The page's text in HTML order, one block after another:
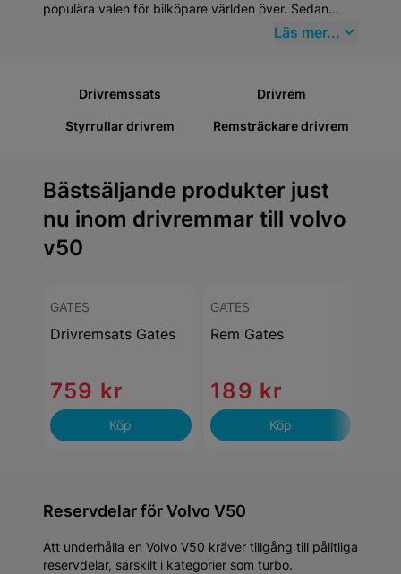
populära valen för bilköpare världen över. Sedan
dess introduktion har Volvo V50 etablerat sig som en
tillbaka till 1927 och V50 är en lysande representation
Läs mer...
Drivremssats Drivrem
Styrrullar drivrem Remsträckare drivrem
Bästsäljande produkter just
nu inom drivremmar till volvo
v50
GATES
Drivremsats Gates
759 kr
Köp
GATES
Rem Gates
189 kr
Köp
Reservdelar för Volvo V50
Att underhålla en Volvo V50 kräver tillgång till pålitliga
reservdelar, särskilt i kategorier som turbo.